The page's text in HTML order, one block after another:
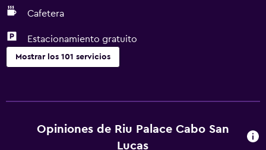
Cafetera
Estacionamiento gratuito
Mostrar los 101 servicios
Observación de ballenas
Tienda de regalos
Opiniones de Riu Palace Cabo San
Lucas